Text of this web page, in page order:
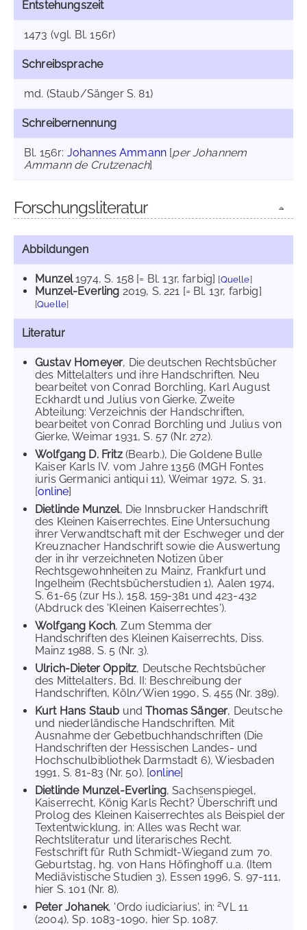
Entstehungszeit
1473 (vgl. Bl. 156r)
Schreibsprache
md. (Staub/Sänger S. 81)
Schreibernennung
Bl. 156r: Johannes Ammann [per Johannem
Ammann de Crutzenach]
Forschungsliteratur
Abbildungen
Munzel1974, S. 158 [= Bl. 13r, farbig] [Quelle]
Munzel-Everling 2019, S. 221 [= Bl. 13r, farbig]
[Quelle]
Literatur
Gustav Homeyer, Die deutschen Rechtsbücher
des Mittelalters und ihre Handschriften. Neu
bearbeitet von Conrad Borchling, Karl August
Eckhardt und Julius von Gierke, Zweite
Abteilung: Verzeichnis der Handschriften,
bearbeitet von Conrad Borchling und Julius von
Gierke, Weimar 1931, S. 57 (Nr. 272).
Wolfgang D. Fritz (Bearb.), Die Goldene Bulle
Kaiser Karls IV. vom Jahre 1356 (MGH Fontes
iuris Germanici antiqui 11), Weimar 1972, S. 31.
[online]
Dietlinde Munzel, Die Innsbrucker Handschrift
des Kleinen Kaiserrechtes. Eine Untersuchung
ihrer Verwandtschaft mit der Eschweger und der
Kreuznacher Handschrift sowie die Auswertung
der in ihr verzeichneten Notizen über
Rechtsgewohnheiten zu Mainz, Frankfurt und
Ingelheim (Rechtsbücherstudien 1), Aalen 1974,
S. 61-65 (zur Hs.), 158, 159-381 und 423-432
(Abdruck des 'Kleinen Kaiserrechtes').
Wolfgang Koch, Zum Stemma der
Handschriften des Kleinen Kaiserrechts, Diss.
Mainz 1988, S. 5 (Nr. 3).
Ulrich-Dieter Oppitz, Deutsche Rechtsbücher
des Mittelalters, Bd. II: Beschreibung der
Handschriften, Köln/Wien 1990, S. 455 (Nr. 389).
Kurt Hans Staub undThomas Sänger, Deutsche
und niederländische Handschriften. Mit
Ausnahme der Gebetbuchhandschriften (Die
Handschriften der Hessischen Landes- und
Hochschulbibliothek Darmstadt 6), Wiesbaden
1991, S. 81-83 (Nr. 50). [online]
Dietlinde Munzel-Everling, Sachsenspiegel,
Kaiserrecht, König Karls Recht? Überschrift und
Prolog des Kleinen Kaiserrechtes als Beispiel der
Textentwicklung, in: Alles was Recht war.
Rechtsliteratur und literarisches Recht.
Festschrift für Ruth Schmidt-Wiegand zum 70.
Geburtstag, hg. von Hans Höfinghoff u.a. (Item
Mediävistische Studien 3), Essen 1996, S. 97-111,
hier S. 101 (Nr. 8).
Peter Johanek, 'Ordo iudiciarius', in:2VL 11
(2004), Sp. 1083-1090, hier Sp. 1087.